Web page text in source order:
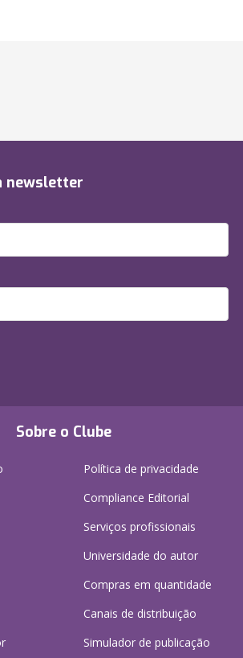
Sobre o Clube
Política de privacidade
Compliance Editorial
Serviços profissionais
Universidade do autor
Compras em quantidade
Canais de distribuição
Simulador de publicação
newsletter